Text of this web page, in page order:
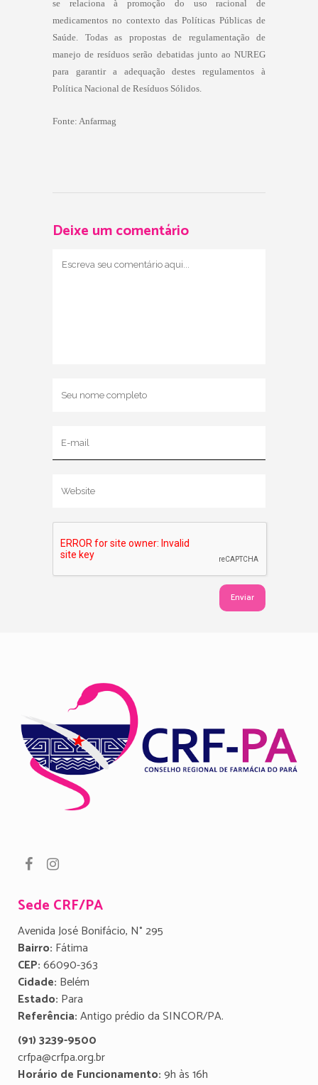
se relaciona à promoção do uso racional de
medicamentos no contexto das Políticas Públicas de
Saúde. Todas as propostas de regulamentação de
manejo de resíduos serão debatidas junto ao NUREG
para garantir a adequação destes regulamentos à
Política Nacional de Resíduos Sólidos.
Fonte: Anfarmag
Deixe um comentário
Sede CRF/PA
Avenida José Bonifácio, N° 295
Bairro: Fátima
CEP:66090-363
Cidade: Belém
Estado: Para
Referência:Antigo prédio da SINCOR/PA.
(91) 3239-9500
crfpa@crfpa.org.br
Horário de Funcionamento:9h às 16h